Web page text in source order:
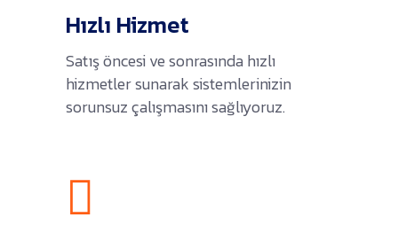
Hızlı Hizmet
Satış öncesi ve sonrasında hızlı
hizmetler sunarak sistemlerinizin
sorunsuz çalışmasını sağlıyoruz.